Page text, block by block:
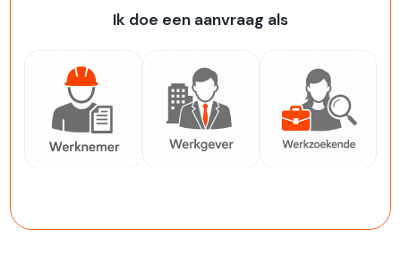
Ik doe een aanvraag als